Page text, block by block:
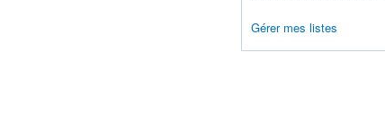
Gérer mes listes